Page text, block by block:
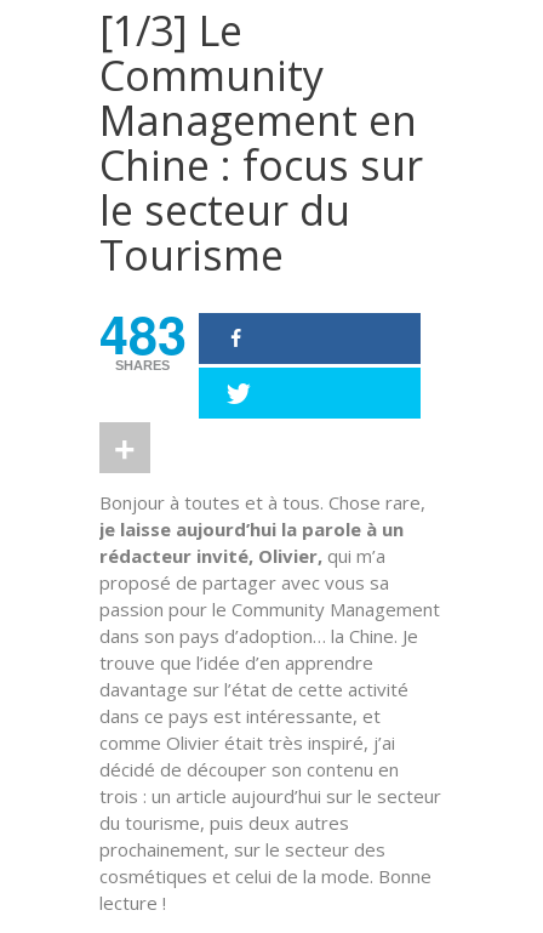
[1/3] Le
Community
Management en
Chine : focus sur
le secteur du
Tourisme
483
SHARES
Bonjour à toutes et à tous. Chose rare,
je laisse aujourd’hui la parole à un
rédacteur invité, Olivier,qui m’a
proposé de partager avec vous sa
passion pour le Community Management
dans son pays d’adoption… la Chine. Je
trouve que l’idée d’en apprendre
davantage sur l’état de cette activité
dans ce pays est intéressante, et
comme Olivier était très inspiré, j’ai
décidé de découper son contenu en
trois : un article aujourd’hui sur le secteur
du tourisme, puis deux autres
prochainement, sur le secteur des
cosmétiques et celui de la mode. Bonne
lecture !